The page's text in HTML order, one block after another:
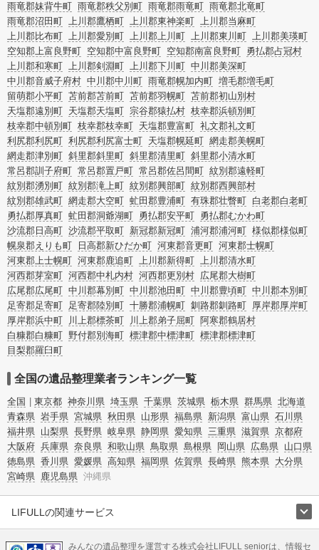
雨竜郡妹背牛町 雨竜郡秩父別町 雨竜郡雨竜町 雨竜郡北竜町
雨竜郡沼田町 上川郡鷹栖町 上川郡東神楽町 上川郡当麻町
上川郡比布町 上川郡愛別町 上川郡上川町 上川郡東川町 上川郡美瑛町
空知郡上富良野町 空知郡中富良野町 空知郡南富良野町 勇払郡占冠村
上川郡和寒町 上川郡剣淵町 上川郡下川町 中川郡美深町
中川郡音威子府村 中川郡中川町 雨竜郡幌加内町 増毛郡増毛町
留萌郡小平町 苫前郡苫前町 苫前郡羽幌町 苫前郡初山別村
天塩郡遠別町 天塩郡天塩町 宗谷郡猿払村 枝幸郡浜頓別町
枝幸郡中頓別町 枝幸郡枝幸町 天塩郡豊富町 礼文郡礼文町
利尻郡利尻町 利尻郡利尻富士町 天塩郡幌延町 網走郡美幌町
網走郡津別町 斜里郡斜里町 斜里郡清里町 斜里郡小清水町
常呂郡訓子府町 常呂郡置戸町 常呂郡佐呂間町 紋別郡遠軽町
紋別郡湧別町 紋別郡滝上町 紋別郡興部町 紋別郡西興部村
紋別郡雄武町 網走郡大空町 虻田郡豊浦町 有珠郡壮瞥町 白老郡白老町
勇払郡厚真町 虻田郡洞爺湖町 勇払郡安平町 勇払郡むかわ町
沙流郡日高町 沙流郡平取町 新冠郡新冠町 浦河郡浦河町 様似郡様似町
幌泉郡えりも町
日高郡新ひだか町 河東郡音更町 河東郡士幌町
河東郡上士幌町 河東郡鹿追町 上川郡新得町 上川郡清水町
河西郡芽室町 河西郡中札内村 河西郡更別村 広尾郡大樹町
広尾郡広尾町 中川郡幕別町 中川郡池田町 中川郡豊頃町 中川郡本別町
足寄郡足寄町 足寄郡陸別町 十勝郡浦幌町 釧路郡釧路町 厚岸郡厚岸町
厚岸郡浜中町
川上郡標茶町 川上郡弟子屈町 阿寒郡鶴居村
白糠郡白糠町 野付郡別海町 標津郡中標津町 標津郡標津町
目梨郡羅臼町
全国の遺品整理業者ランキング一覧
全国 東京都 神奈川県 埼玉県 千葉県 茨城県 栃木県 群馬県 北海道
青森県 岩手県 宮城県 秋田県 山形県 福島県 新潟県 富山県 石川県
福井県 山梨県 長野県 岐阜県 静岡県 愛知県 三重県 滋賀県 京都府
大阪府 兵庫県 奈良県 和歌山県 鳥取県 島根県 岡山県 広島県 山口県
徳島県 香川県 愛媛県 高知県 福岡県 佐賀県 長崎県 熊本県 大分県
宮崎県 鹿児島県 沖縄県
LIFULLの関連サービス
みんなの遺品整理を運営する株式会社LIFULL seniorは、情報セ